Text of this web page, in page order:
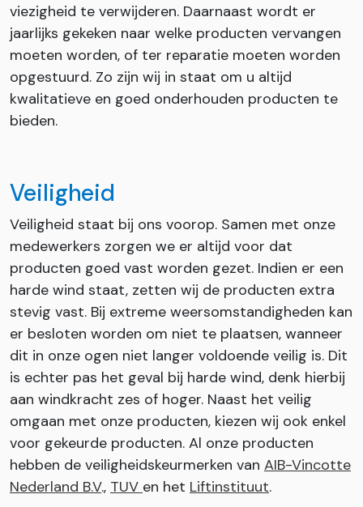
viezigheid te verwijderen. Daarnaast wordt er
jaarlijks gekeken naar welke producten vervangen
moeten worden, of ter reparatie moeten worden
opgestuurd. Zo zijn wij in staat om u altijd
kwalitatieve en goed onderhouden producten te
bieden.
Veiligheid
Veiligheid staat bij ons voorop. Samen met onze
medewerkers zorgen we er altijd voor dat
producten goed vast worden gezet. Indien er een
harde wind staat, zetten wij de producten extra
stevig vast. Bij extreme weersomstandigheden kan
er besloten worden om niet te plaatsen, wanneer
dit in onze ogen niet langer voldoende veilig is. Dit
is echter pas het geval bij harde wind, denk hierbij
aan windkracht zes of hoger. Naast het veilig
omgaan met onze producten, kiezen wij ook enkel
voor gekeurde producten. Al onze producten
hebben de veiligheidskeurmerken van AIB-Vincotte
Nederland B.V., TUV en het Liftinstituut.